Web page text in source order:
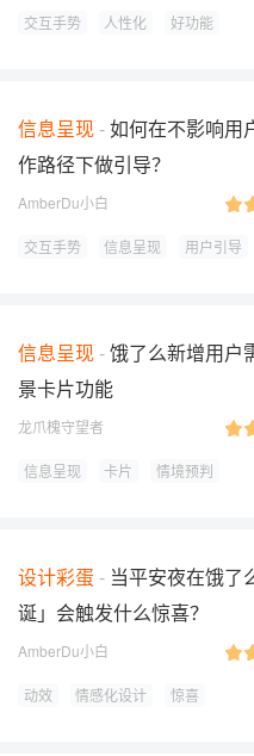
交互手势 人性化 好功能
信息呈现 如何在不影响用
作路径下做引导？
AmberDu小白
交互手势 信息呈现 用户引导
信息呈现 饿了么新增用户
景卡片功能
龙爪槐守望者
信息呈现 卡片 情境预判
设计彩蛋
当平安夜在饿了
诞」会触发什么惊喜？
AmberDu小白
动效 情感化设计 惊喜